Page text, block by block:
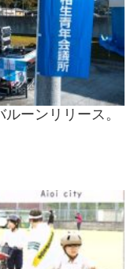
ルーンリリース。